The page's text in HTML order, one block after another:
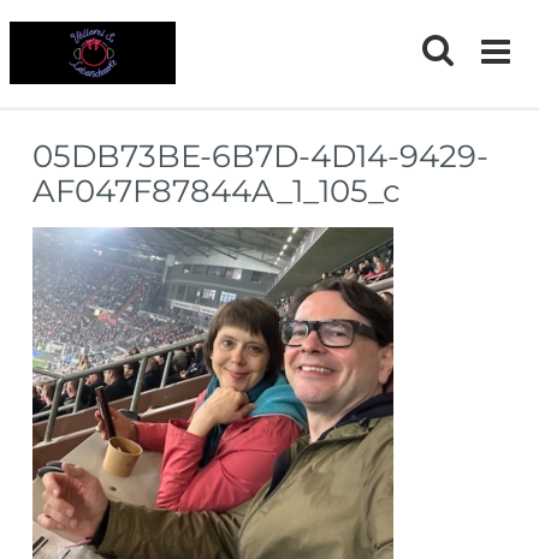
05DB73BE-6B7D-4D14-9429-
AF047F87844A_1_105_c